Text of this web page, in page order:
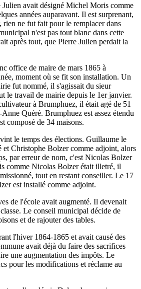
Julien avait désigné Michel Moris comme
années auparavant. Il est surprenant,
rien ne fut fait pour le remplacer dans
n'est pas tout blanc dans cette
après tout, que Pierre Julien perdait la
office de maire de mars 1865 à
moment où se fit son installation. Un
fut nommé, il s'agissait du sieur
le travail de mairie depuis le 1er janvier.
à Brumphuez, il était agé de 51
Quéré. Brumphuez est assez étendu
composé de 34 maisons.
le temps des élections. Guillaume le
et Christophe Bolzer comme adjoint, alors
par erreur de nom, c'est Nicolas Bolzer
comme Nicolas Bolzer était illetré, il
tout en restant conseiller. Le 17
est installé comme adjoint.
de l'école avait augmenté. Il devenait
Le conseil municipal décide de
et de rajouter des tables.
l'hiver 1864-1865 et avait causé des
avait déjà du faire des sacrifices
une augmentation des impôts. Le
pour les modifications et réclame au